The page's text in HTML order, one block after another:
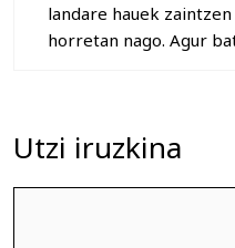
landare hauek
horretan nago. Agur
Utzi iruzkina